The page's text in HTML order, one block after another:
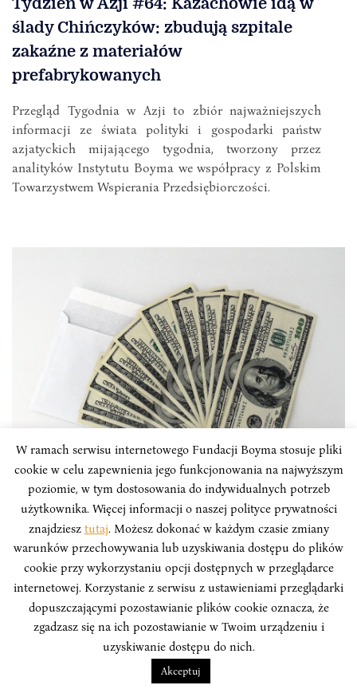
ślady Chińczyków: zbudują szpitale
zakaźne z materiałów
prefabrykowanych
Przegląd Tygodnia w Azji to zbiór najważniejszych
informacji ze świata polityki i gospodarki państw
azjatyckich mijającego tygodnia, tworzony przez
analityków Instytutu Boyma we współpracy z Polskim
Towarzystwem Wspierania Przedsiębiorczości.
PUBLICYSTYKA
Armenia: Trwa instytucjonalna walka z
korupcją
Po aksamitnej rewolucji 2018 roku nowa władza
Armenii podjęła kroki i działania, by zwalczyć
korupcję, która przez kilkadziesiąt lat zakorzeniona
była w sferze instytucjonalnej i w sferze społecznej. W
celu pełnego przeciwdziałania występowaniu takiej
patologii w państwie Zgromadzenie Narodowe
opracowało nową strategię na lata 2019-22 (...)
W ramach serwisu internetowego Fundacji Boyma stosuje pliki
cookie w celu zapewnienia jego funkcjonowania na najwyższym
poziomie, w tym dostosowania do indywidualnych potrzeb
użytkownika. Więcej informacji o naszej polityce prywatności
znajdziesz tutaj. Możesz dokonać w każdym czasie zmiany
warunków przechowywania lub uzyskiwania dostępu do plików
cookie przy wykorzystaniu opcji dostępnych w przeglądarce
internetowej. Korzystanie z serwisu z ustawieniami przeglądarki
dopuszczającymi pozostawianie plików cookie oznacza, że
zgadzasz się na ich pozostawianie w Twoim urządzeniu i
uzyskiwanie dostępu do nich.
Akceptuj